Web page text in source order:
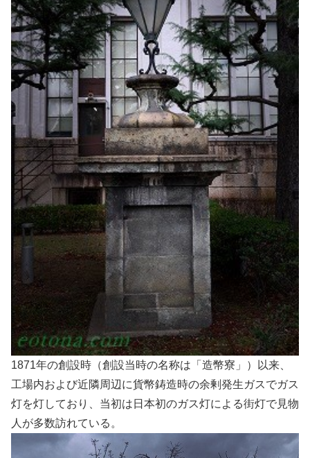
1871年の創設時（創設当時の名称は「造幣寮」）以来、
工場内および近隣周辺に貨幣鋳造時の余剰発生ガスでガス
灯を灯しており、当初は日本初のガス灯による街灯で見物
人が多数訪れている。